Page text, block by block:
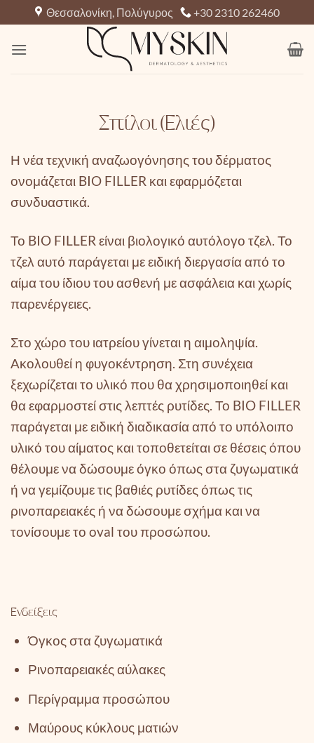
Μετάβαση
στο
περιεχόμενο
Θεσσαλονίκη, Πολύγυρος +30 2310 262460
Σπίλοι (Ελιές)
Η νέα τεχνική αναζωογόνησης του δέρματος
ονομάζεται BIO FILLER και εφαρμόζεται
συνδυαστικά.
Το BIO FILLER είναι βιολογικό αυτόλογο τζελ. Το
τζελ αυτό παράγεται με ειδική διεργασία από το
αίμα του ίδιου του ασθενή με ασφάλεια και χωρίς
παρενέργειες.
Στο χώρο του ιατρείου γίνεται η αιμοληψία.
Ακολουθεί η φυγοκέντρηση. Στη συνέχεια
ξεχωρίζεται το υλικό που θα χρησιμοποιηθεί και
θα εφαρμοστεί στις λεπτές ρυτίδες. Το BIO FILLER
παράγεται με ειδική διαδικασία από το υπόλοιπο
υλικό του αίματος και τοποθετείται σε θέσεις όπου
θέλουμε να δώσουμε όγκο όπως στα ζυγωματικά
ή να γεμίζουμε τις βαθιές ρυτίδες όπως τις
ρινοπαρειακές ή να δώσουμε σχήμα και να
τονίσουμε το oval του προσώπου.
Ενδείξεις
Όγκος στα ζυγωματικά
Ρινοπαρειακές αύλακες
Περίγραμμα προσώπου
Μαύρους κύκλους ματιών